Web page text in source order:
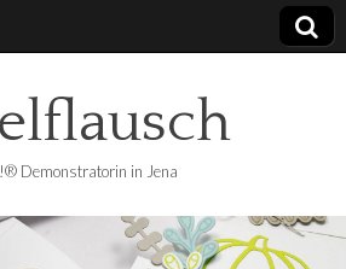
Demonstratorin in Jena